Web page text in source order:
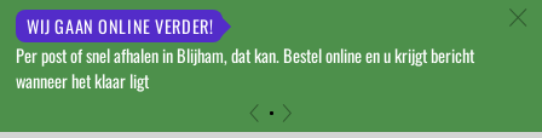
WIJ GAAN ONLINE VERDER!
Per post of snel afhalen in Blijham, dat kan. Bestel online en u krijgt bericht
wanneer het klaar ligt
c